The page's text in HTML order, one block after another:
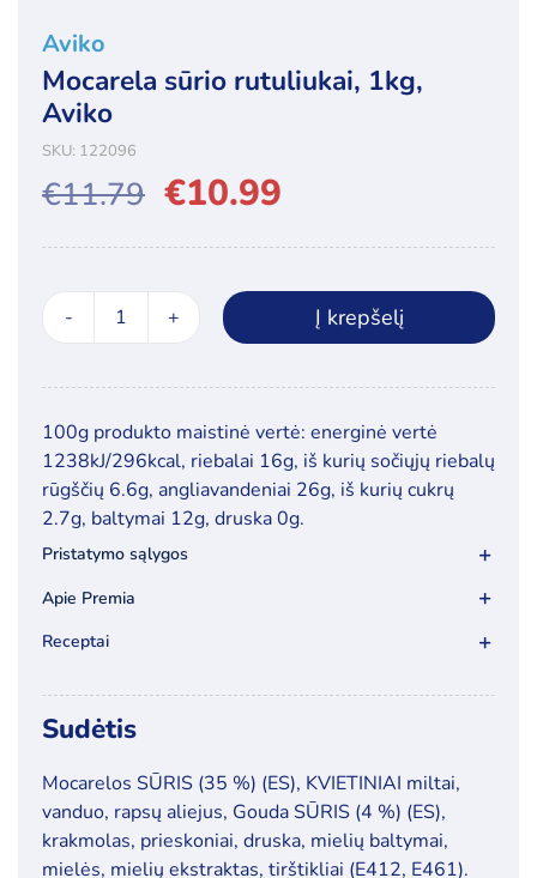
Aviko
Mocarela sūrio rutuliukai, 1kg,
Aviko
SKU: 122096
€11.79
Original
price
was:
€10.99
Current
price
produkto
Mocarela
rutuliukai,
1kg,
Aviko
Į krepšelį
100g produkto maistinė vertė: energinė vertė
1238kJ/296kcal, riebalai 16g, iš kurių sočiųjų riebalų
rūgščių 6.6g, angliavandeniai 26g, iš kurių cukrų
2.7g, baltymai 12g, druska 0g.
Pristatymo sąlygos
Apie Premia
Receptai
Sudėtis
Mocarelos SŪRIS (35 %) (ES), KVIETINIAI miltai,
vanduo, rapsų aliejus, GoudaSŪRIS (4 %) (ES),
krakmolas, prieskoniai, druska, mielių baltymai,
mielės, mielių ekstraktas, tirštikliai (E412, E461).